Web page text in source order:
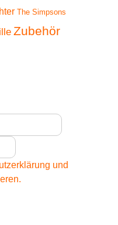
The Simpsons
Zubehör
und